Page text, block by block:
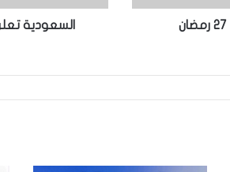
السعودية